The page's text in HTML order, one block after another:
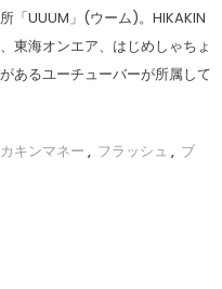
「UUUM」(ウーム)。HIKAKIN
東海オンエア、はじめしゃちょ
あるユーチューバーが所属して
キンマネー , フラッシュ , ブ